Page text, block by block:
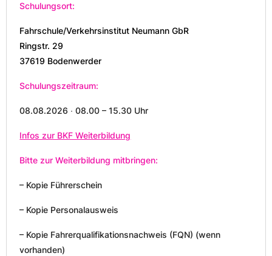
Schulungsort:
Fahrschule/Verkehrsinstitut Neumann GbR
Ringstr. 29
37619 Bodenwerder
Schulungszeitraum:
08.08.2026 ∙ 08.00 – 15.30 Uhr
Infos zur BKF Weiterbildung
Bitte zur Weiterbildung mitbringen:
– Kopie Führerschein
– Kopie Personalausweis
– Kopie Fahrerqualifikationsnachweis (FQN) (wenn
vorhanden)